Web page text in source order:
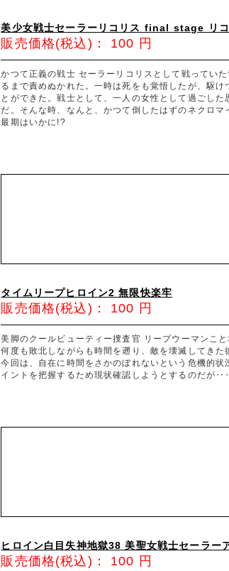
美少女戦士セーラーリコリス final stage リ
販売価格(税込)： 100 円
かつて正義の戦士 セーラーリコリスとして戦ってい
るまで責めぬかれた。一時は死をも覚悟したが、駆
とができた。戦士として、一人の女性として過ごし
だ。そんな時、なんと、かつて倒したはずのネクロ
最期はいかに!?
タイムリープヒロイン2 無限快楽牢
販売価格(税込)： 100 円
美脚のクールビューティー捜査官 リープウーマンこ
何度も敗北しながらも時間を遡り、敵を壊滅してき
今回は、自在に時間をさかのぼれないという危機的
イントを把握するため現状確認しようとするのだが
ヒロイン白目失神地獄38 美聖女戦士セーラー
販売価格(税込)： 100 円